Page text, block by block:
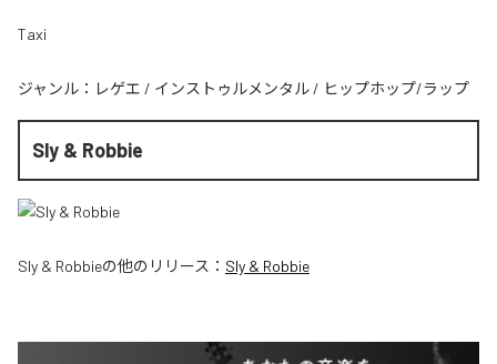
Taxi
ジャンル： レゲエ / インストゥルメンタル / ヒップホップ/ラップ
Sly & Robbie
Sly & Robbieの他のリリース： Sly & Robbie